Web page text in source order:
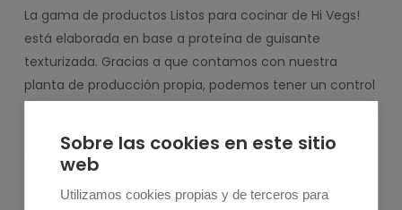
La gama de productos Listos para cocinar de Hi Vegs!
está elaborada en base a proteína de guisante
texturizada. Gracias a que contamos con nuestra
planta de producción propia, podemos tener un control
selección de ingredientes hasta el empaque. Esto,
permite crear productos más sostenibles con un sabor
Sobre las cookies en este sitio
web
Utilizamos cookies propias y de terceros para